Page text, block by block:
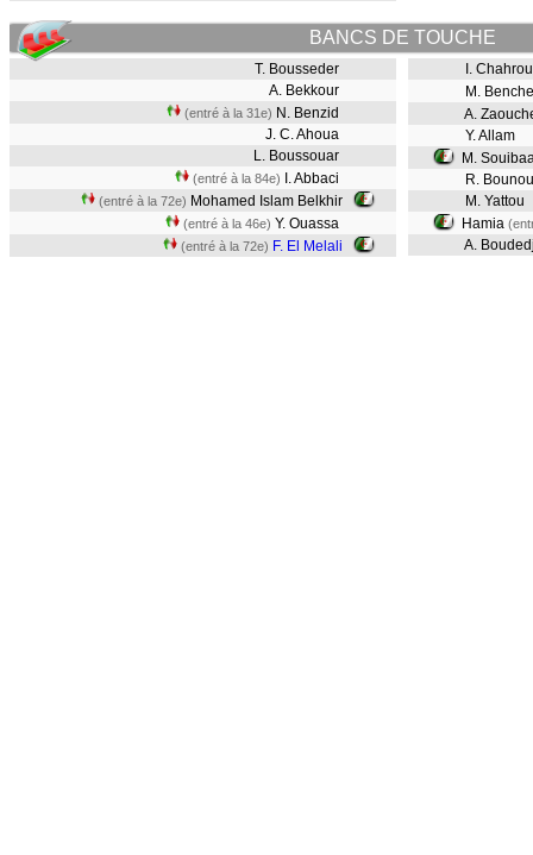
BANCS DE TOUCHE
T. Bousseder
A. Bekkour
(entré à la 31e) N. Benzid
J. C. Ahoua
L. Boussouar
(entré à la 84e) I. Abbaci
(entré à la 72e) Mohamed Islam Belkhir
(entré à la 46e) Y. Ouassa
(entré à la 72e) F. El Melali
I.
M.
A.
Y. Allam
M.
R.
M. Yattou
Hamia
A.